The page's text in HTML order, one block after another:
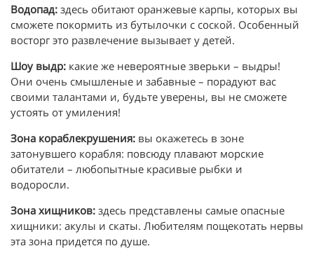
Водопад: здесь обитают оранжевые карпы, которых вы
сможете покормить из бутылочки с соской. Особенный
восторг это развлечение вызывает у детей.
Шоу выдр: какие же невероятные зверьки – выдры!
Они очень смышленые и забавные – порадуют вас
своими талантами и, будьте уверены, вы не сможете
устоять от умиления!
Зона кораблекрушения: вы окажетесь в зоне
затонувшего корабля: повсюду плавают морские
обитатели – любопытные красивые рыбки и
водоросли.
Зона хищников: здесь представлены самые опасные
хищники: акулы и скаты. Любителям пощекотать нервы
эта зона придется по душе.